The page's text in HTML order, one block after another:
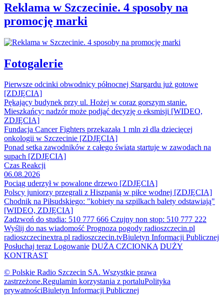
Reklama w Szczecinie. 4 sposoby na
promocję marki
Fotogalerie
Pierwsze odcinki obwodnicy północnej Stargardu już gotowe
[ZDJĘCIA]
Pękający budynek przy ul. Hożej w coraz gorszym stanie.
Mieszkańcy: nadzór może podjąć decyzję o eksmisji [WIDEO,
ZDJĘCIA]
Fundacja Cancer Fighters przekazała 1 mln zł dla dziecięcej
onkologii w Szczecinie [ZDJĘCIA]
Ponad setka zawodników z całego świata startuje w zawodach na
supach [ZDJĘCIA]
Czas Reakcji
06.08.2026
Pociąg uderzył w powalone drzewo [ZDJĘCIA]
Polscy juniorzy przegrali z Hiszpanią w piłce wodnej [ZDJĘCIA]
Chodnik na Piłsudskiego: "kobiety na szpilkach balety odstawiają"
[WIDEO, ZDJĘCIA]
Zadzwoń do studia: 510 777 666 Czujny non stop: 510 777 222
Wyślij do nas wiadomość Prognoza pogody radioszczecin.pl
radioszczecinextra.pl radioszczecin.tvBiuletyn Informacji Publicznej
Posłuchaj teraz Logowanie DUŻA CZCIONKA DUŻY
KONTRAST
© Polskie Radio Szczecin SA. Wszystkie prawa
zastrzeżone.Regulamin korzystania z portaluPolityka
prywatnościBiuletyn Informacji Publicznej